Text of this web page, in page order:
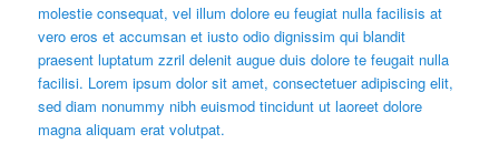
molestie consequat, vel illum dolore eu feugiat nulla facilisis at
vero eros et accumsan et iusto odio dignissim qui blandit
praesent luptatum zzril delenit augue duis dolore te feugait nulla
facilisi. Lorem ipsum dolor sit amet, consectetuer adipiscing elit,
sed diam nonummy nibh euismod tincidunt ut laoreet dolore
magna aliquam erat volutpat.